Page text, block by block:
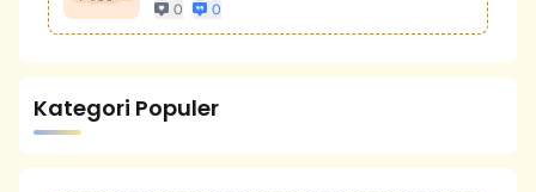
0 0
Kategori Populer